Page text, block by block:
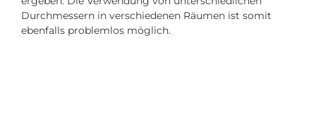
Durchmessern in verschiedenen Räumen ist somit
ebenfalls problemlos möglich.